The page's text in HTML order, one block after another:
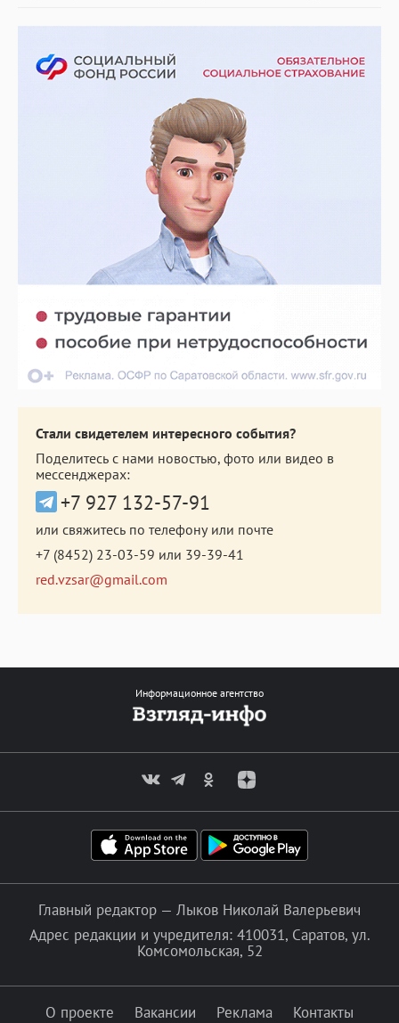
Стали свидетелем интересного события?
Поделитесь с нами новостью, фото или видео в
мессенджерах:
+7 927 132-57-91
или свяжитесь по телефону или почте
+7 (8452) 23-03-59 или 39-39-41
red.vzsar@gmail.com
Информационное агентство
Главный редактор — Лыков Николай Валерьевич
Адрес редакции и учредителя: 410031, Саратов, ул.
Комсомольская, 52
О проекте Вакансии Реклама
Контакты